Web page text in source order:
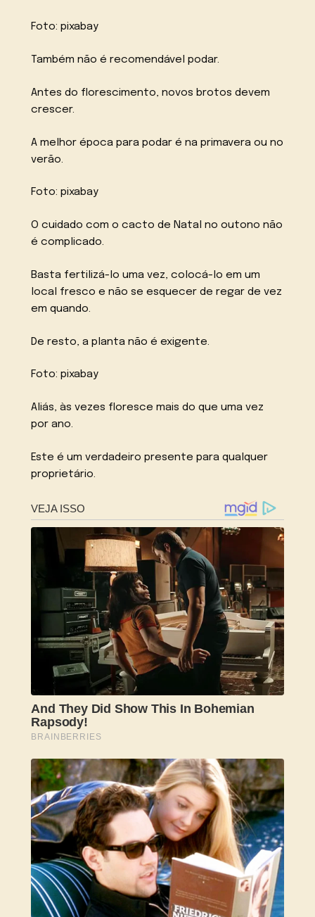
Foto: pixabay
Também não é recomendável podar.
Antes do florescimento, novos brotos devem
crescer.
A melhor época para podar é na primavera ou no
verão.
Foto: pixabay
O cuidado com o cacto de Natal no outono não
é complicado.
Basta fertilizá-lo uma vez, colocá-lo em um
local fresco e não se esquecer de regar de vez
em quando.
De resto, a planta não é exigente.
Foto: pixabay
Aliás, às vezes floresce mais do que uma vez
por ano.
Este é um verdadeiro presente para qualquer
proprietário.